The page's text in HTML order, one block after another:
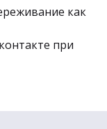
как
при